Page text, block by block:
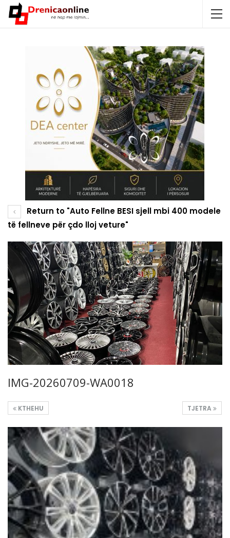
Return to "Auto Fellne BESI sjell mbi 400 modele
të fellneve për çdo lloj veture"
IMG-20260709-WA0018
TJETRA
KTHEHU